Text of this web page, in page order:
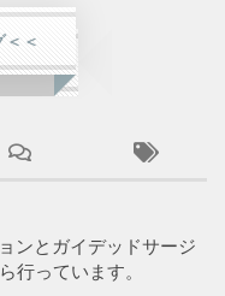
＜＜
ンとガイデッドサージ
行っています。